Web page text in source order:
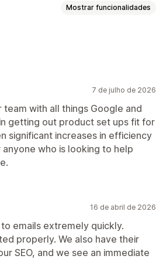
Mostrar funcionalidades
7 de julho de 2026
team with all things Google and
getting out product set ups fit for
significant increases in efficiency
who is looking to help
16 de abril de 2026
emails extremely quickly.
properly. We also have their
SEO, and we see an immediate